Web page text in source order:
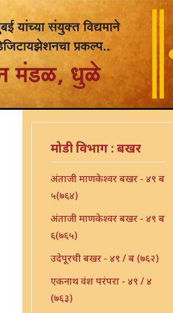
मोडी विभाग : बखर
अंताजी माणकेश्वर बखर - ४९ ब
५(७६४)
अंताजी माणकेश्वर बखर - ४९ ब
६(७६५)
उदेपूरची बखर - ४९ / ब (७६२)
एकनाथ वंश परंपरा - ४९ / ४
(७६३)